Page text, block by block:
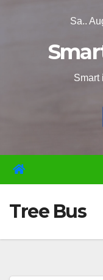
Sa..
Smart
Tree Bus